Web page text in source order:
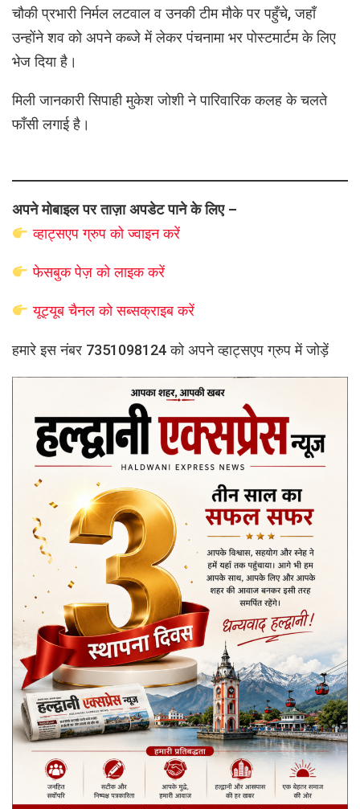
चौकी प्रभारी निर्मल लटवाल व उनकी टीम मौके पर पहुँचे, जहाँ
उन्होंने शव को अपने कब्जे में लेकर पंचनामा भर पोस्टमार्टम के लिए
भेज दिया है।
मिली जानकारी सिपाही मुकेश जोशी ने पारिवारिक कलह के चलते
फाँसी लगाई है।
अपने मोबाइल पर ताज़ा अपडेट पाने के लिए –
व्हाट्सएपग्रुप कोज्वाइन करें
फेसबुक पेज़ को लाइक करें
यूट्यूब चैनल को सब्सक्राइब करें
हमारे इस नंबर 7351098124 को अपने व्हाट्सएप ग्रुप में जोड़ें